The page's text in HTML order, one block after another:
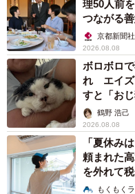
理50人前
つながる
京都新聞社
2026.08.08
ボロボロ
れ エイズ
すと「お
鶴野 浩己
2026.08.08
「夏休み
頼まれた
を外れて
説】もくもく